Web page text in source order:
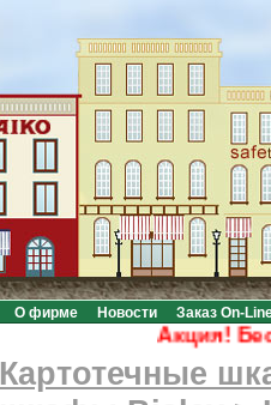
О фирме Новости Заказ On-
Акция!
Картотечные